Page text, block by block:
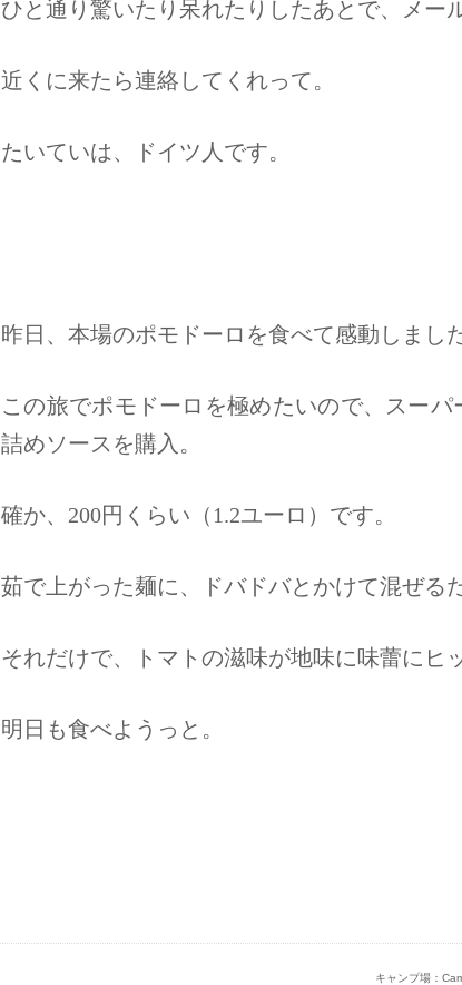
ひと通り驚いたり呆れたりしたあとで、メー
近くに来たら連絡してくれって。
たいていは、ドイツ人です。
昨日、本場のポモドーロを食べて感動しました
この旅でポモドーロを極めたいので、スー
詰めソースを購入。
確か、200円くらい（1.2ユーロ）です。
茹で上がった麺に、ドバドバとかけて混ぜる
それだけで、トマトの滋味が地味に味蕾にヒ
明日も食べようっと。
キャンプ場：